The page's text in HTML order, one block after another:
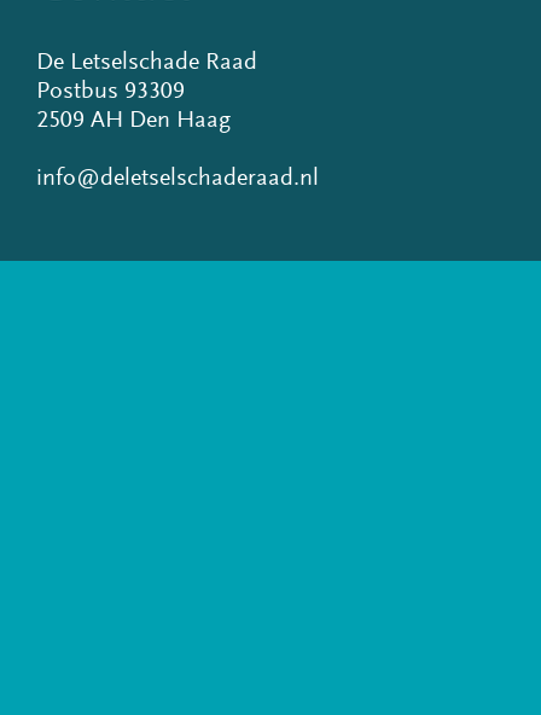
De Letselschade Raad
Postbus 93309
2509 AH Den Haag
info@deletselschaderaad.nl